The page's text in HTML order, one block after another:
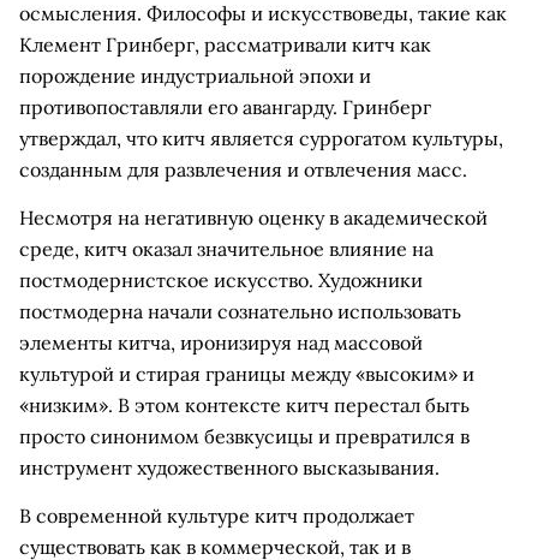
осмысления. Философы и искусствоведы, такие как
Клемент Гринберг, рассматривали китч как
порождение индустриальной эпохи и
противопоставляли его авангарду. Гринберг
утверждал, что китч является суррогатом культуры,
созданным для развлечения и отвлечения масс.
Несмотря на негативную оценку в академической
среде, китч оказал значительное влияние на
постмодернистское искусство. Художники
постмодерна начали сознательно использовать
элементы китча, иронизируя над массовой
культурой и стирая границы между «высоким» и
«низким». В этом контексте китч перестал быть
просто синонимом безвкусицы и превратился в
инструмент художественного высказывания.
В современной культуре китч продолжает
существовать как в коммерческой, так и в